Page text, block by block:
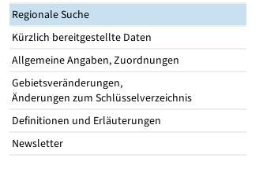
Regionale Suche
Kürzlich bereitgestellte Daten
Allgemeine Angaben, Zuordnungen
Gebietsveränderungen,
Änderungen zum Schlüsselverzeichnis
Definitionen und Erläuterungen
Newsletter